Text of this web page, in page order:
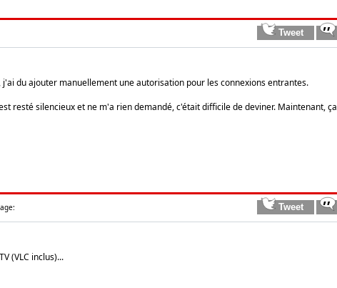
du ajouter manuellement une autorisation pour les connexions entrantes.
resté silencieux et ne m'a rien demandé, c'était difficile de deviner. Maintenant, ça
(VLC inclus)...